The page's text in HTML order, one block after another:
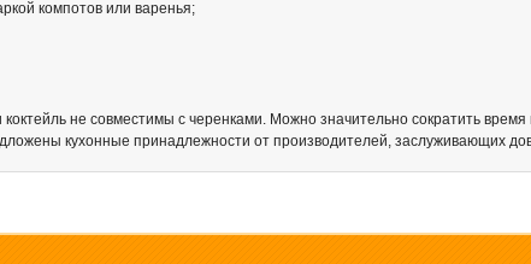
компотов или варенья;
не совместимы с черенками. Можно значительно сократить время
кухонные принадлежности от производителей, заслуживающих